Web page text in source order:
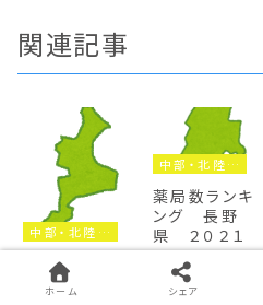
関連記事
中部・北陸地方
薬局数ランキ
ング 三重県 ２
中部・北陸地方
薬局数ランキ
ング 長野
県 ２０２１
を企業ごとにカウン
トし、出店数の多い
順にランキングにし
ホーム シェア